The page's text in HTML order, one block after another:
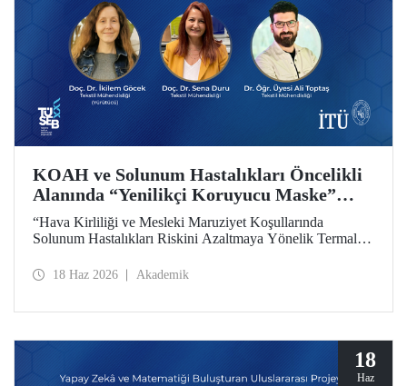
KOAH ve Solunum Hastalıkları Öncelikli
Alanında “Yenilikçi Koruyucu Maske”
Projesine TÜSEB Desteği
“Hava Kirliliği ve Mesleki Maruziyet Koşullarında
Solunum Hastalıkları Riskini Azaltmaya Yönelik Termal
Sisteminin Geliştirilmesi” başlıklı proje, Türkiye Sağlık
18 Haz 2026 Akademik
18
Haz